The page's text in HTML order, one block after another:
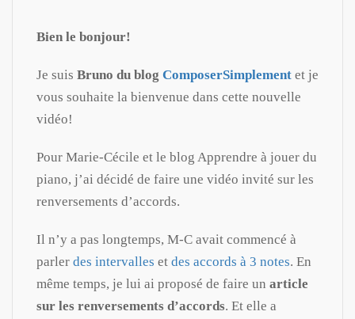
Bien le bonjour!
Je suis Bruno du blog ComposerSimplement et je
vous souhaite la bienvenue dans cette nouvelle
vidéo!
Pour Marie-Cécile et le blog Apprendre à jouer du
piano, j’ai décidé de faire une vidéo invité sur les
renversements d’accords.
Il n’y a pas longtemps, M-C avait commencé à
parler des intervalles et des accords à 3 notes. En
même temps, je lui ai proposé de faire un article
sur les renversements d’accords. Et elle a